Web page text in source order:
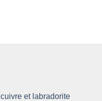
et labradorite